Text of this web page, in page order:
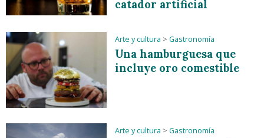
catador artificial
Arte y cultura > Gastronomía
Una hamburguesa que
incluye oro comestible
Arte y cultura > Gastronomía